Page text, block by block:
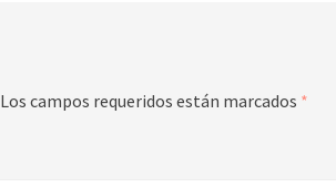
Los campos requeridos están marcados *